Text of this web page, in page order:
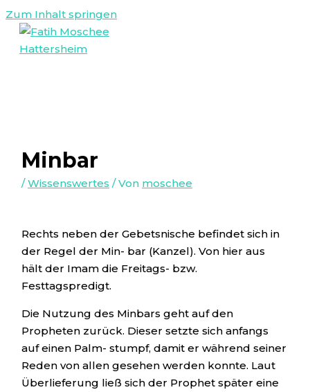
Zum Inhalt springen
Minbar
/Wissenswertes / Von moschee
Rechts neben der Gebetsnische befindet sich in
der Regel der Min- bar (Kanzel). Von hier aus
hält der Imam die Freitags- bzw.
Festtagspredigt.
Die Nutzung des Minbars geht auf den
Propheten zurück. Dieser setzte sich anfangs
auf einen Palm- stumpf, damit er während seiner
Reden von allen gesehen werden konnte. Laut
Überlieferung ließ sich der Prophet später eine